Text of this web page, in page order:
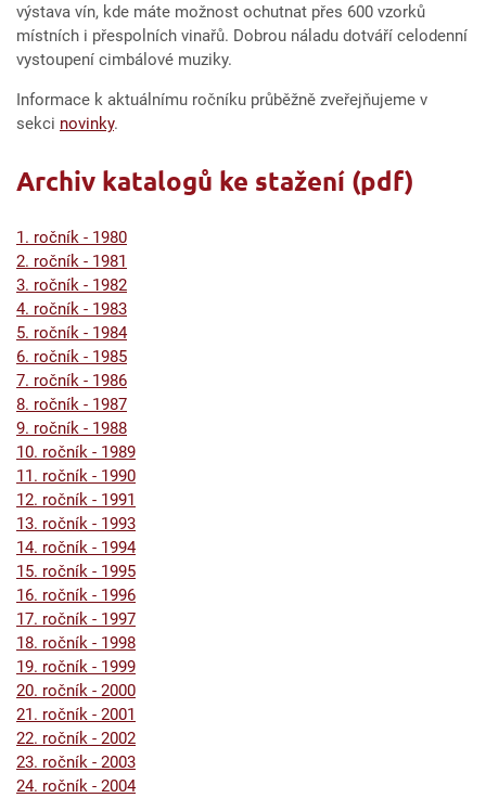
výstava vín, kde máte možnost ochutnat přes 600 vzorků
místních i přespolních vinařů. Dobrou náladu dotváří celodenní
vystoupení cimbálové muziky.
Informace k aktuálnímu ročníku průběžně zveřejňujeme v
sekci novinky.
Archiv katalogů ke stažení (pdf)
1. ročník - 1980
2. ročník - 1981
3. ročník - 1982
4. ročník - 1983
5. ročník - 1984
6. ročník - 1985
7. ročník - 1986
8. ročník - 1987
9. ročník - 1988
10. ročník - 1989
11. ročník - 1990
12. ročník - 1991
13. ročník - 1993
14. ročník - 1994
15. ročník - 1995
16. ročník - 1996
17. ročník - 1997
18. ročník - 1998
19. ročník - 1999
20. ročník - 2000
21. ročník - 2001
22. ročník - 2002
23. ročník - 2003
24. ročník - 2004